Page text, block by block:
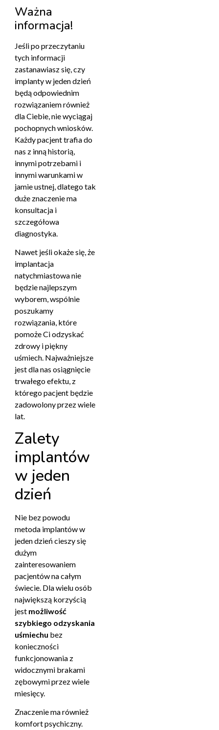
Ważna
informacja!
Jeśli po przeczytaniu
tych informacji
zastanawiasz się, czy
implanty w jeden dzień
będą odpowiednim
rozwiązaniem również
dla Ciebie, nie wyciągaj
pochopnych wniosków.
Każdy pacjent trafia do
nas z inną historią,
innymi potrzebami i
innymi warunkami w
jamie ustnej, dlatego tak
duże znaczenie ma
konsultacja i
szczegółowa
diagnostyka.
Nawet jeśli okaże się, że
implantacja
natychmiastowa nie
będzie najlepszym
wyborem, wspólnie
poszukamy
rozwiązania, które
pomoże Ci odzyskać
zdrowy i piękny
uśmiech. Najważniejsze
jest dla nas osiągnięcie
trwałego efektu, z
którego pacjent będzie
zadowolony przez wiele
lat.
Zalety
implantów
w jeden
dzień
Nie bez powodu
metoda implantów w
jeden dzień cieszy się
dużym
zainteresowaniem
pacjentów na całym
świecie. Dla wielu osób
największą korzyścią
jest możliwość
szybkiego odzyskania
uśmiechu bez
konieczności
funkcjonowania z
widocznymi brakami
zębowymi przez wiele
miesięcy.
Znaczenie ma również
komfort psychiczny.